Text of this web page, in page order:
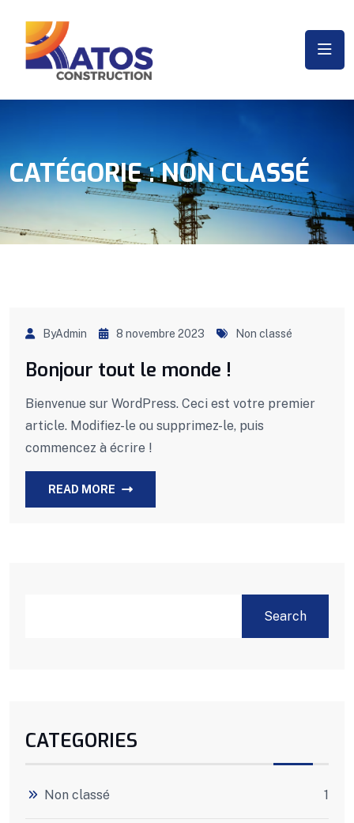
CATÉGORIE :NON CLASSÉ
ByAdmin 8 novembre 2023 Non classé
Bonjour tout le monde !
Bienvenue sur WordPress. Ceci est votre premier
article. Modifiez-le ou supprimez-le, puis
commencez à écrire !
READ MORE
Search
CATEGORIES
Non classé 1